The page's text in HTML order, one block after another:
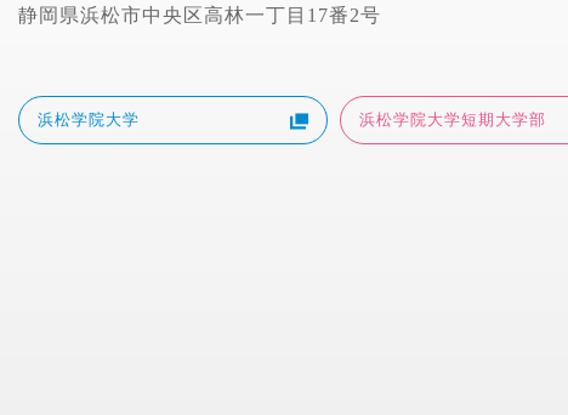
静岡県浜松市中央区高林一丁目17番2号
浜松学院大学 浜松学院大学短期大学部